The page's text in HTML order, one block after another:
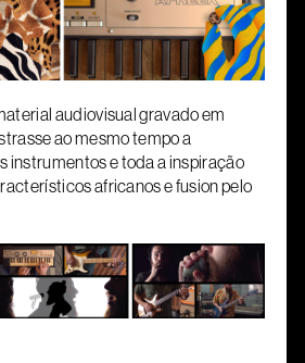
audiovisual gravado em
ao mesmo tempo a
instrumentos e toda a inspiração
africanos e fusion pelo